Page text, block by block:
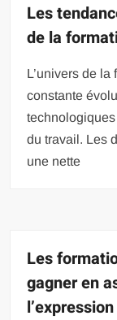
Les
de la
L’univers de
constante
du travail. Les
une nette
Les
gagner en
l’expression